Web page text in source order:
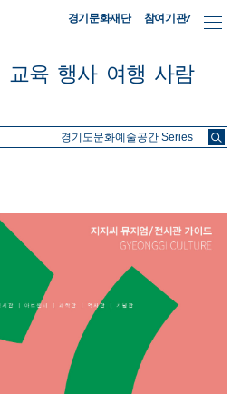
경기문화재단 참여기관/
교육 행사 여행 사람